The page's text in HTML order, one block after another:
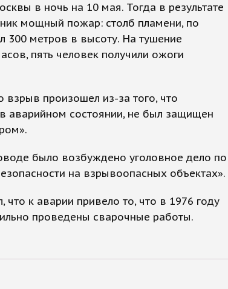
в ночь на 10 мая. Тогда в результате
мощный пожар: столб пламени, по
300 метров в высоту. На тушение
пять человек получили ожоги
взрыв произошел из-за того, что
аварийном состоянии, не был защищен
было возбуждено уголовное дело по
на взрывоопасных объектах».
к аварии привело то, что в 1976 году
проведены сварочные работы.